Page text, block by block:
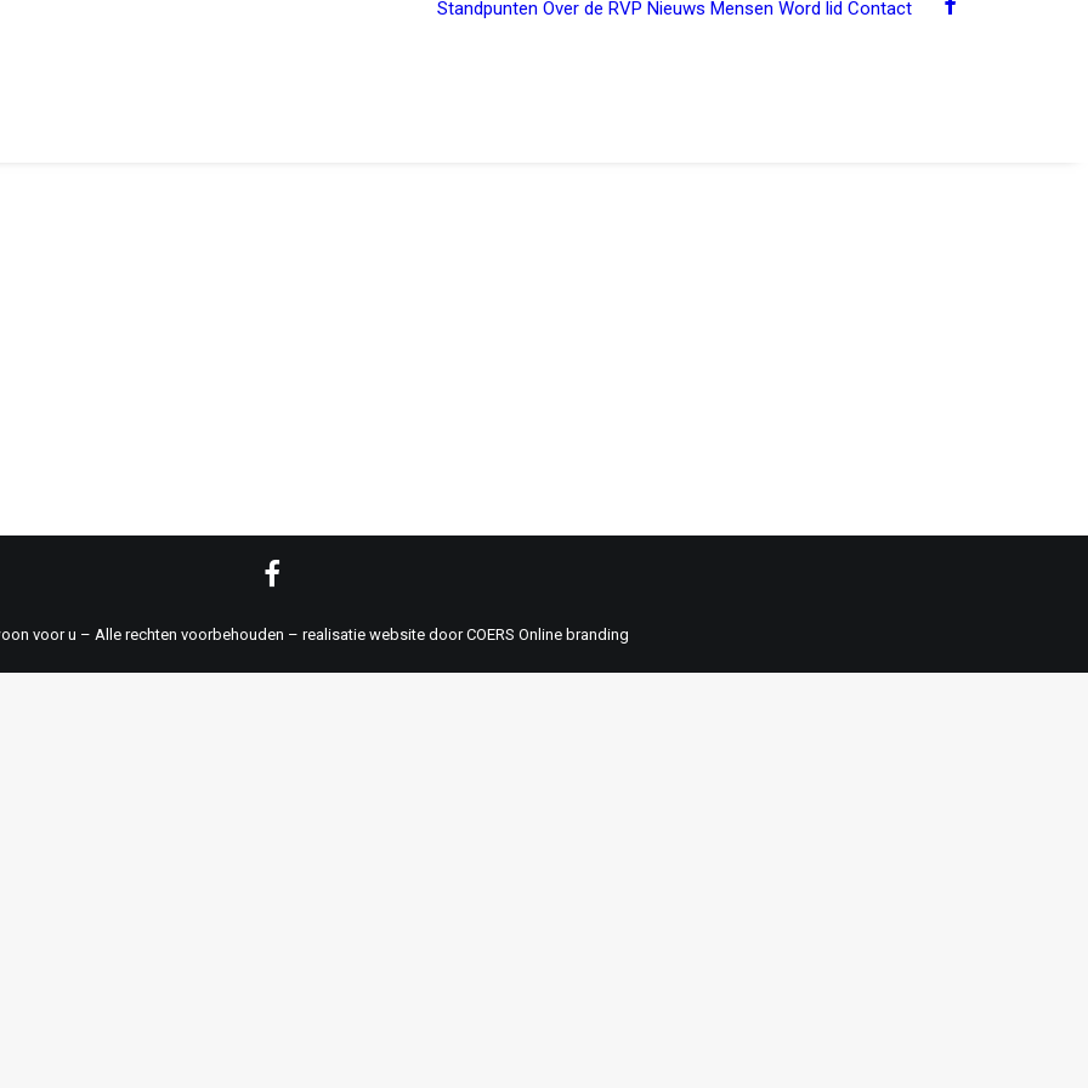
Standpunten Over de RVP Nieuws Mensen Word lid Contact
voor u – Alle rechten voorbehouden – realisatie website doorCOERS Online branding